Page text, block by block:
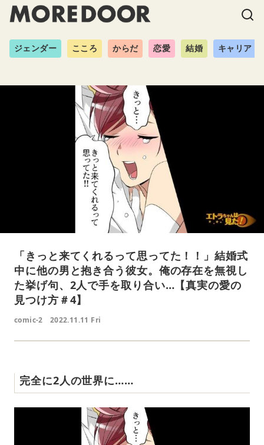
ジェンダー こころ からだ 恋愛 結婚 キャリア
「きっと来てくれるって思ってた！！」結婚式
中に他の男と抱き合う彼女。俺の存在を無視し
た挙げ句、2人で手を取り合い…【真実の愛の
見つけ方＃4】
comic-2 2022.11.11 Fri
完全に2人の世界に……